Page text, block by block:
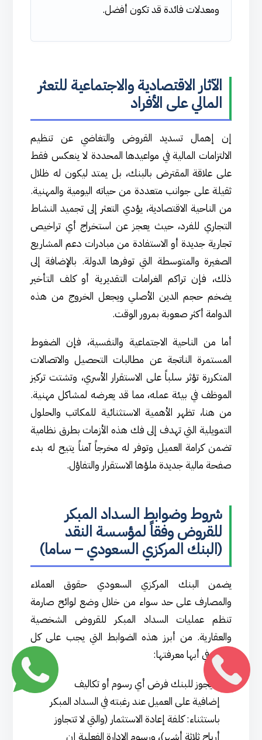
ومعدلات فائدة قد تكون أفضل.
الآثار الاقتصادية والاجتماعية للتعثر
المالي على الأفراد
إن إهمال تسديد القروض والتغاضي عن تنظيم
الالتزامات المالية في مواعيدها المحددة لا ينعكس فقط
على علاقة المقترض بالبنك، بل يمتد ليكون له ظلال
ثقيلة على جوانب متعددة من حياته اليومية والمهنية.
من الناحية الاقتصادية، يؤدي التعثر إلى تجميد النشاط
التجاري للفرد، حيث يعجز عن استخراج أي تراخيص
تجارية جديدة أو الاستفادة من مبادرات دعم المشاريع
الصغيرة والمتوسطة التي توفرها الدولة. بالإضافة إلى
ذلك، فإن تراكم الغرامات التقديرية أو كلف التأخير
يضخم حجم الدين الأصلي ويجعل الخروج من هذه
الدوامة أكثر صعوبة بمرور الوقت.
أما من الناحية الاجتماعية والنفسية، فإن الضغوط
المستمرة الناتجة عن مطالبات التحصيل والاتصالات
المتكررة تؤثر سلباً على الاستقرار الأسري، وتشتت تركيز
الموظف في بيئة عمله، مما قد يعرضه لمشاكل مهنية.
من هنا، تظهر الأهمية الاستثنائية للمكاتب والحلول
التمويلية التي تهدف إلى فك هذه الأزمات بطرق نظامية
تضمن كرامة العميل وتوفر له مخرجاً آمناً يتيح له بدء
صفحة مالية جديدة ملؤها الاستقرار والتفاؤل.
شروط وضوابط السداد المبكر
للقروض وفقاً لمؤسسة النقد
(البنك المركزي السعودي – ساما)
يضمن البنك المركزي السعودي حقوق العملاء
والمصارف على حد سواء من خلال وضع لوائح صارمة
تنظم عمليات السداد المبكر للقروض الشخصية
والعقارية. من أبرز هذه الضوابط التي يجب على كل
عميل في أبها معرفتها:
لا يجوز للبنك فرض أي رسوم أو تكاليف
إضافية على العميل عند رغبته في السداد المبكر
باستثناء: كلفة إعادة الاستثمار (والتي لا تتجاوز
أرباح ثلاثة أشهر)، ورسوم الإدارة الفعلية إن